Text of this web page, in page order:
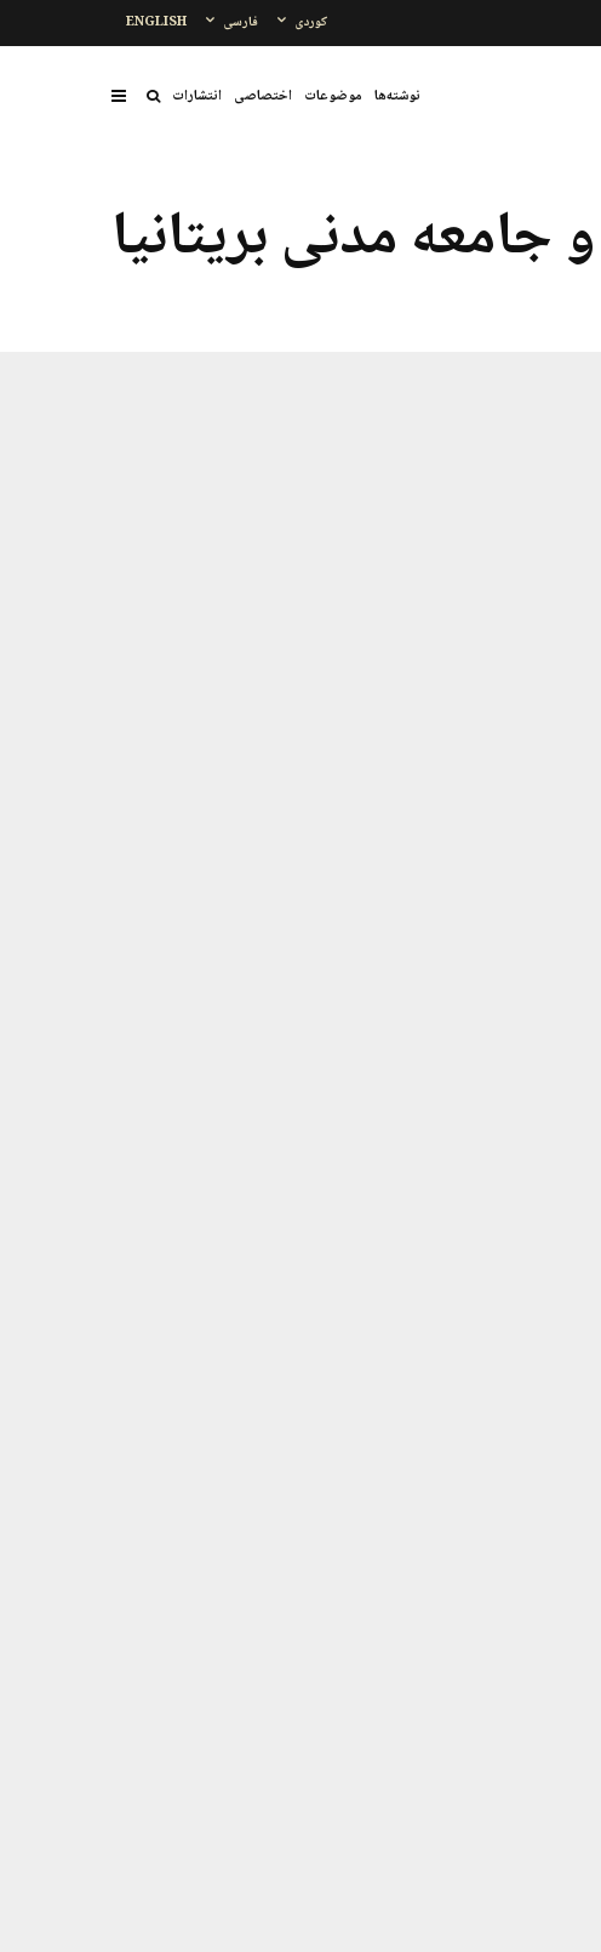
ENGLISH فارسی کوردی
نوشتەها موضوعات اختصاصی انتشارات
مدنی بریتانیا